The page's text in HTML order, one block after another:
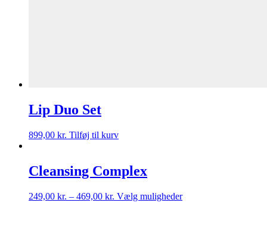
Lip Duo Set
899,00 kr. Tilføj til kurv
Cleansing Complex
249,00 kr. – 469,00 kr. Vælg muligheder